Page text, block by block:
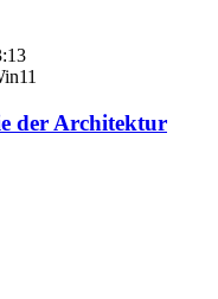
der Architektur